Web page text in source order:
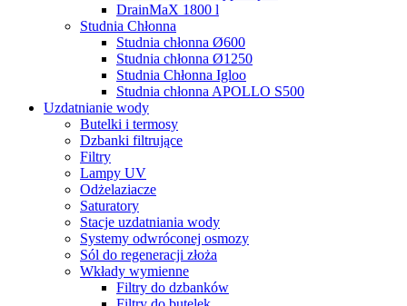
DrainMaX 1800 l
Studnia Chłonna
Studnia chłonna Ø600
Studnia chłonna Ø1250
Studnia Chłonna Igloo
Studnia chłonna APOLLO S500
Uzdatnianie wody
Butelki i termosy
Dzbanki filtrujące
Filtry
Lampy UV
Odżelaziacze
Saturatory
Stacje uzdatniania wody
Systemy odwróconej osmozy
Sól do regeneracji złoża
Wkłady wymienne
Filtry do dzbanków